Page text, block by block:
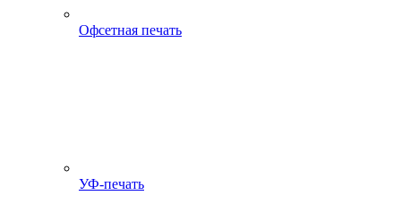
Офсетная печать
УФ-печать